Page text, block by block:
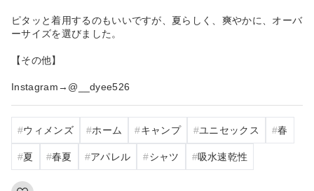
ピタッと着用するのもいいですが、夏らしく、爽やかに、オーバ
ーサイズを選びました。
【その他】
Instagram→@__dyee526
ウィメンズ ホーム キャンプ ユニセックス 春
夏 春夏 アパレル シャツ 吸水速乾性